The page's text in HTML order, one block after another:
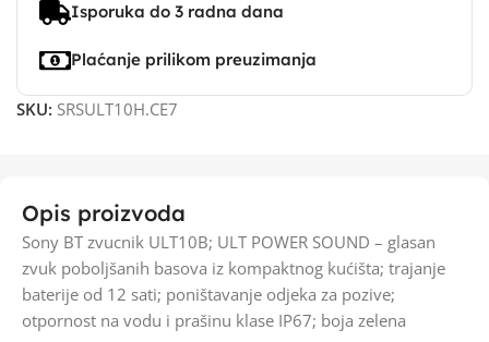
Isporuka do 3 radna dana
Plaćanje prilikom preuzimanja
SKU: SRSULT10H.CE7
Opis proizvoda
Sony BT zvucnik ULT10B; ULT POWER SOUND – glasan
zvuk poboljšanih basova iz kompaktnog kućišta; trajanje
baterije od 12 sati; poništavanje odjeka za pozive;
otpornost na vodu i prašinu klase IP67; boja zelena